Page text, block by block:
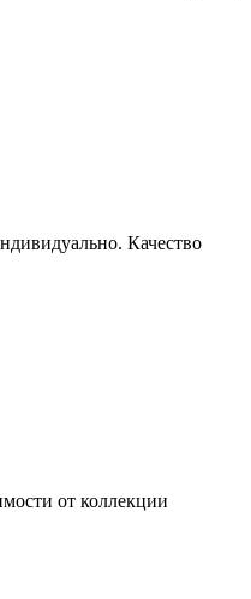
Качество
от коллекции